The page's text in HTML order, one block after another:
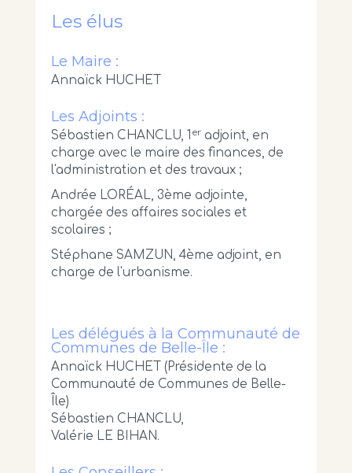
Les élus
Le Maire :
Annaïck HUCHET
Les Adjoints :
Sébastien CHANCLU, 1 eradjoint, en
charge avec le maire des finances, de
l'administration et des travaux ;
Andrée LORÉAL, 3ème adjointe,
chargée des affaires sociales et
scolaires ;
Stéphane SAMZUN, 4ème adjoint, en
charge de l'urbanisme.
Les délégués à la Communauté de
Communes de Belle-Île :
Annaïck HUCHET (Présidente de la
Communauté de Communes de Belle-
Île)
Sébastien CHANCLU,
Valérie LE BIHAN.